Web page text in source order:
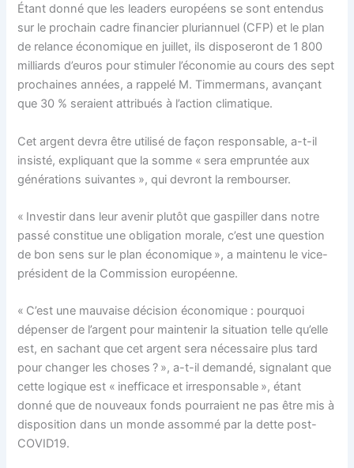
Étant donné que les leaders européens se sont entendus
sur le prochain cadre financier pluriannuel (CFP) et le plan
de relance économique en juillet, ils disposeront de 1 800
milliards d’euros pour stimuler l’économie au cours des sept
prochaines années, a rappelé M. Timmermans, avançant
que 30 % seraient attribués à l’action climatique.
Cet argent devra être utilisé de façon responsable, a-t-il
insisté, expliquant que la somme « sera empruntée aux
générations suivantes », qui devront la rembourser.
« Investir dans leur avenir plutôt que gaspiller dans notre
passé constitue une obligation morale, c’est une question
de bon sens sur le plan économique », a maintenu le vice-
président de la Commission européenne.
« C’est une mauvaise décision économique : pourquoi
dépenser de l’argent pour maintenir la situation telle qu’elle
est, en sachant que cet argent sera nécessaire plus tard
pour changer les choses ? », a-t-il demandé, signalant que
cette logique est « inefficace et irresponsable », étant
donné que de nouveaux fonds pourraient ne pas être mis à
disposition dans un monde assommé par la dette post-
COVID19.